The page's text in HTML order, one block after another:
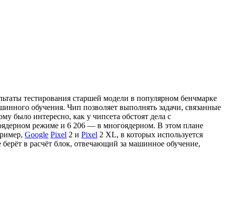
тестирования старшей модели в популярном бенчмарке
обучения. Чип позволяет выполнять задачи, связанные
было интересно, как у чипсета обстоят дела с
режиме и 6 206 — в многоядерном. В этом плане
Google Pixel 2 и Pixel 2 XL, в которых используется
в расчёт блок, отвечающий за машинное обучение,